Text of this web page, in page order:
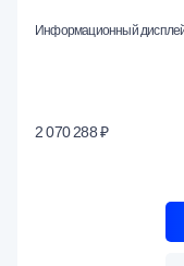
Информационный
2 070 288 ₽